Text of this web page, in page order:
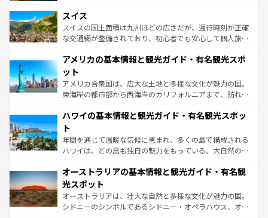
を参照してほしい。
は、お酒好きな人にはぜひ体験してほしい。 なお、新着の
ドイツ情報はコンテンツ一覧を参照してほしい。
リアごとに異なる魅力がある。また、優雅なアフタヌーン
ティー、ビール好きにはたまらない英国パブ、サッカー観
戦など、本場だからこそできる体験も豊富。イギリスを旅
ンツ一覧を参照してほしい。
スイス
スイスの国土面積は九州ほどの広さだが、運行時刻が正確
な交通網が整備されており、初心者でも安心して個人旅行
の建物がそのまま残る町や、スイスならではのユニークな
博物館もあり、アルプス観光だけでなく町歩きも満喫する
ことができる。国民の所得が高いため物価も高いが、旅行
者向けの交通パス提供のサービスもあり、うまく活用すれ
着のスイス情報はコンテンツ一覧を参照してほしい。
アメリカの基本情報と観光ガイド・有名観光スポ
ット
アメリカ合衆国は、広大な土地と多様な文化が魅力の国。
東海岸の都市部から西海岸のカリフォルニアまで、訪れる
のような巨大都市は、観光、ショッピング、エンターテイ
ンメントが詰まった刺激的なスポットだ。一方、アメリカ
西部には大自然が広がり、グランドキャニオンやイエロー
ストーン国立公園といった絶景が堪能できる。さらに、南
文化が魅力。旅行者はアメリカの各地域で異なる魅力を楽
しみながら、その多様性と豊かな歴史を感じることができ
るだろう。車でのロードトリップや列車の旅も、アメリカ
ならではの贅沢な旅のスタイルだ。 なお、新着のアメリカ
情報は コンテンツ一覧 を参照してほしい。
ハワイの基本情報と観光ガイド・有名観光スポッ
ト
年間を通じて温暖な気候に恵まれ、多くの島で構成される
ハワイは、どの島も独自の魅力をもっている。大自然の神
ワイ島は見逃せない。また、定番の観光地といえばオアフ
島だが、静かな自然を求めるならマウイ島やカウアイ島が
おすすめ。エメラルドグリーンに輝く海をはじめ、豊かな
文化や歴史が息づいている。「アロハスピリット」と呼ば
オーストラリアの基本情報と観光ガイド・有名観
光スポット
オーストラリアは、壮大な自然と多様な文化が魅力の国。
シドニーのシンボルであるシドニー・オペラハウス、オー